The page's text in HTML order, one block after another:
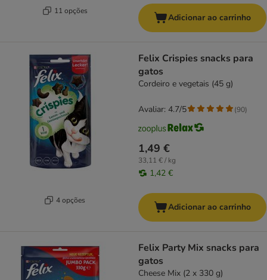
11 opções
Adicionar ao carrinho
4 opções
Felix Crispies snacks para
gatos
Cordeiro e vegetais (45 g)
1,49 €
33,11 € / kg
1,42 €
Avaliar: 4.7/5 (90)
Adicionar ao carrinho
Felix Party Mix snacks para
gatos
Cheese Mix (2 x 330 g)